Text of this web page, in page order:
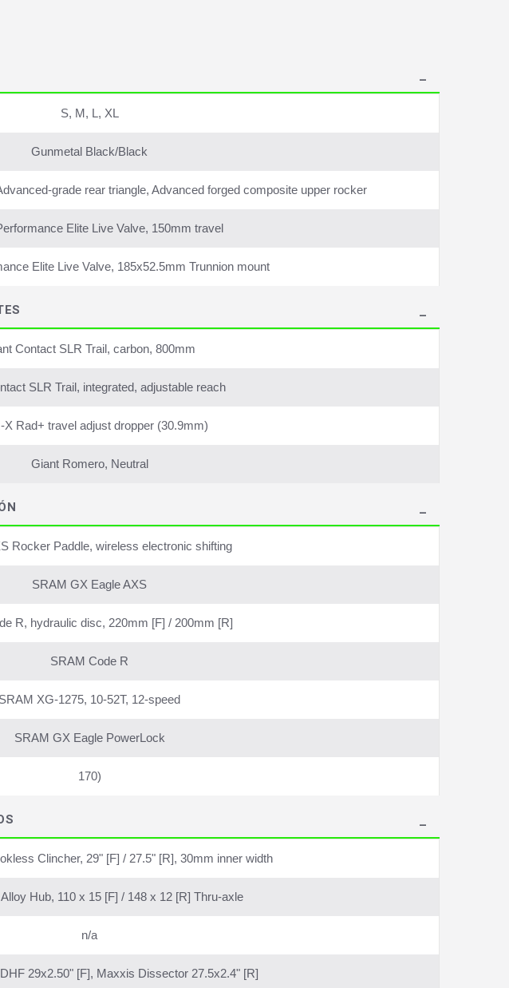
S, M, L, XL
Gunmetal Black/Black
grade rear triangle, Advanced forged composite upper rocker
Elite Live Valve, 150mm travel
Elite Live Valve, 185x52.5mm Trunnion mount
Contact SLR Trail, carbon, 800mm
SLR Trail, integrated, adjustable reach
X Rad+ travel adjust dropper (30.9mm)
Giant Romero, Neutral
Rocker Paddle, wireless electronic shifting
SRAM GX Eagle AXS
R, hydraulic disc, 220mm [F] / 200mm [R]
SRAM Code R
SRAM XG-1275, 10-52T, 12-speed
SRAM GX Eagle PowerLock
170)
Clincher, 29" [F] / 27.5" [R], 30mm inner width
Hub, 110 x 15 [F] / 148 x 12 [R] Thru-axle
n/a
29x2.50" [F], Maxxis Dissector 27.5x2.4" [R]